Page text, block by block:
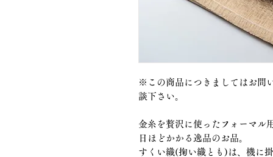
※この商品につきましてはお問
談下さい。
金糸を贅沢に使ったフォーマル
日ほどかかる逸品のお品。
すくい織(掬い織とも)は、機に